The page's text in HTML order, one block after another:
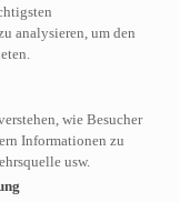
analysieren, um den
wie Besucher
Informationen zu
usw.